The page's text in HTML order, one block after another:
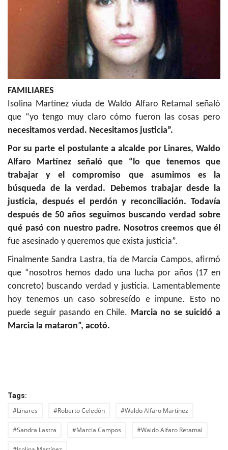
FAMILIARES
Isolina Martínez viuda de Waldo Alfaro Retamal señaló
que “yo tengo muy claro cómo fueron las cosas pero
necesitamos verdad. Necesitamos justicia”.
Por su parte el postulante a alcalde por Linares, Waldo
Alfaro Martínez señaló que “lo que tenemos que
trabajar y el compromiso que asumimos es la
búsqueda de la verdad. Debemos trabajar desde la
justicia, después el perdón y reconciliación. Todavía
después de 50 años seguimos buscando verdad sobre
qué pasó con nuestro padre. Nosotros creemos que él
fue asesinado y queremos que exista justicia”.
Finalmente Sandra Lastra, tía de Marcia Campos, afirmó
que “nosotros hemos dado una lucha por años (17 en
concreto) buscando verdad y justicia. Lamentablemente
hoy tenemos un caso sobreseído e impune. Esto no
puede seguir pasando en Chile. Marcia no se suicidó a
Marcia la mataron”, acotó.
Tags:
#Linares #Roberto Celedón #Waldo Alfaro Martínez
#Sandra Lastra #Marcia Campos #Waldo Alfaro Retamal